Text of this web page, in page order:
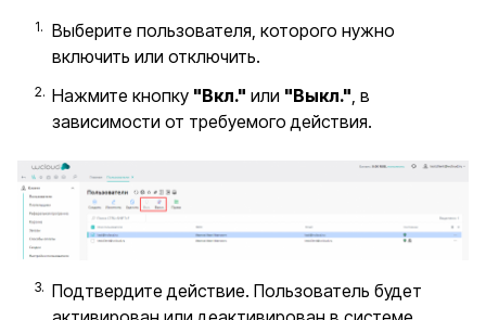
Выберите пользователя, которого нужно
включить или отключить.
Нажмите кнопку "Вкл." или "Выкл." , в
зависимости от требуемого действия.
Подтвердите действие. Пользователь будет